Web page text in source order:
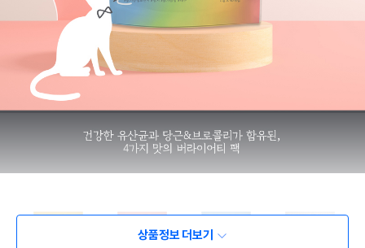
상품정보 더보기